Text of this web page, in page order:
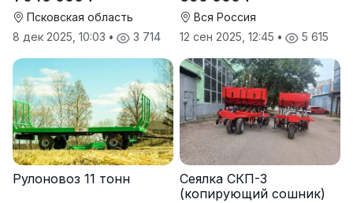
Псковская область
8 дек 2025, 10:03 • 3 714
Вся Россия
12 сен 2025, 12:45 • 5 615
Рулоновоз 11 тонн
Сеялка СКП-3
(копирующий сошник)